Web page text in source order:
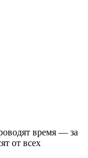
время — за
от всех